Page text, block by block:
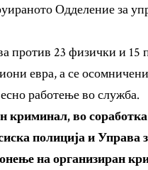
Одделение за
против 23 физички и 15
евра, а се
работење во служба.
криминал, во
полиција и Управа
на организиран